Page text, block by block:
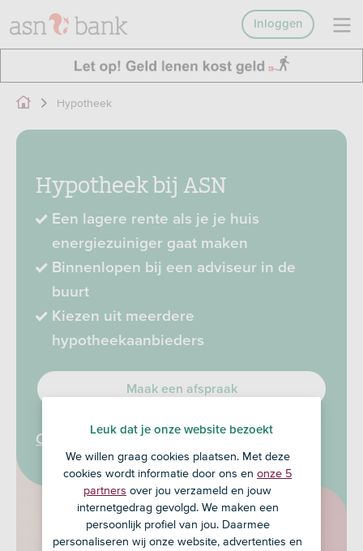
Inloggen
Hypotheek
Hypotheek bij ASN
Een lagere rente als je je huis
energiezuiniger gaat maken
Binnenlopen bij een adviseur in de
buurt
Kiezen uit meerdere
hypotheekaanbieders
Maak een afspraak
Of bereken hier je maximale hypotheek
Leuk dat je onze website bezoekt
We willen graag cookies plaatsen. Met deze
cookies wordt informatie door ons en onze 5
partners over jou verzameld en jouw
internetgedrag gevolgd. We maken een
persoonlijk profiel van jou. Daarmee
personaliseren wij onze website, advertenties en